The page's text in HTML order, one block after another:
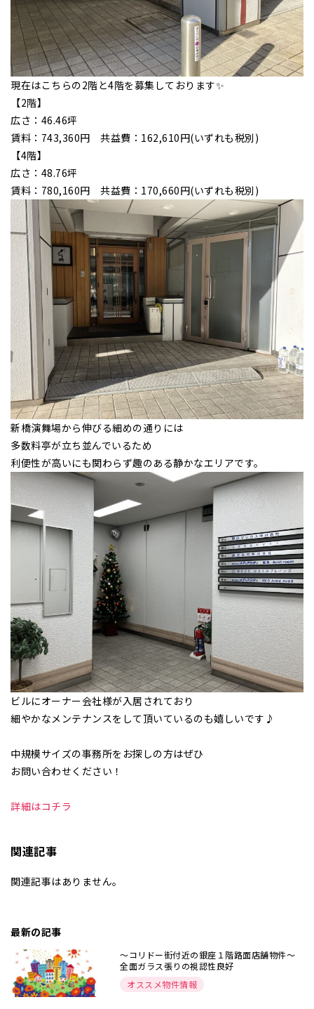
現在はこちらの2階と4階を募集しております✨
【2階】
広さ：46.46坪
賃料：743,360円 共益費：162,610円(いずれも税別)
【4階】
広さ：48.76坪
賃料：780,160円 共益費：170,660円(いずれも税別)
新橋演舞場から伸びる細めの通りには
多数料亭が立ち並んでいるため
利便性が高いにも関わらず趣のある静かなエリアです。
ビルにオーナー会社様が入居されており
細やかなメンテナンスをして頂いているのも嬉しいです♪
中規模サイズの事務所をお探しの方はぜひ
お問い合わせください！
詳細はコチラ
関連記事
関連記事はありません。
最新の記事
～コリドー街付近の銀座１階路面店舗物件～
全面ガラス張りの視認性良好
オススメ物件情報